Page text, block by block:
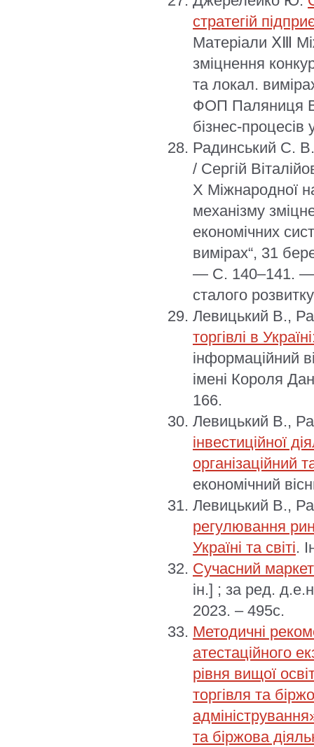
стратегій
Матеріали ⅩⅢ
зміцнення
та локал.
ФОП Паляниця
бізнес-процесів
Радинський С.
/ Сергій
X Міжнародної
механізму
економічних
вимірах“, 31
— С. 140–141. —
сталого
Левицький В.,
торгівлі в
інформаційний
імені Короля
166.
Левицький В.,
інвестиційної
організаційний
економічний
Левицький В.,
регулювання
Україні та світі.
Сучасний
ін.] ; за ред.
2023. – 495с.
Методичні
атестаційного
рівня вищої
торгівля та
та біржова